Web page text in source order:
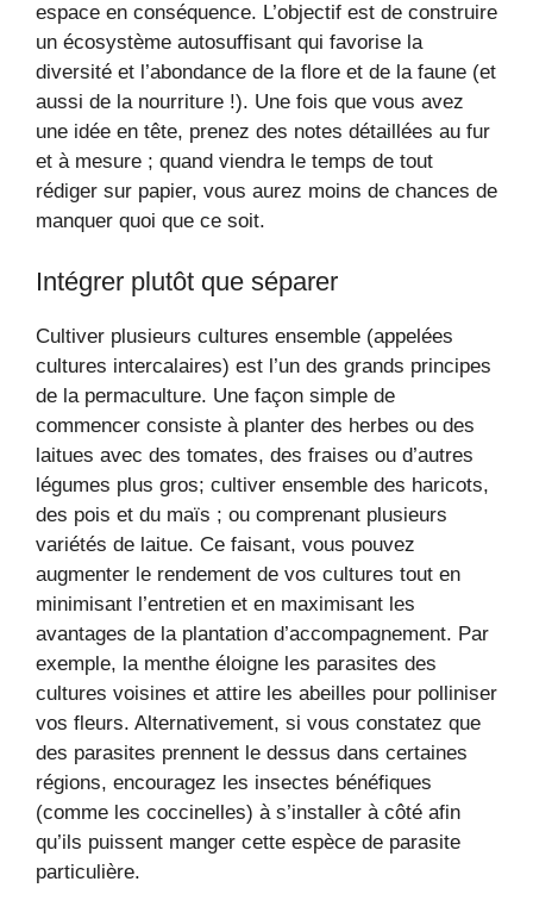
espace en conséquence. L’objectif est de construire
un écosystème autosuffisant qui favorise la
diversité et l’abondance de la flore et de la faune (et
aussi de la nourriture !). Une fois que vous avez
une idée en tête, prenez des notes détaillées au fur
et à mesure ; quand viendra le temps de tout
rédiger sur papier, vous aurez moins de chances de
manquer quoi que ce soit.
Intégrer plutôt que séparer
Cultiver plusieurs cultures ensemble (appelées
cultures intercalaires) est l’un des grands principes
de la permaculture. Une façon simple de
commencer consiste à planter des herbes ou des
laitues avec des tomates, des fraises ou d’autres
légumes plus gros; cultiver ensemble des haricots,
des pois et du maïs ; ou comprenant plusieurs
variétés de laitue. Ce faisant, vous pouvez
augmenter le rendement de vos cultures tout en
minimisant l’entretien et en maximisant les
avantages de la plantation d’accompagnement. Par
exemple, la menthe éloigne les parasites des
cultures voisines et attire les abeilles pour polliniser
vos fleurs. Alternativement, si vous constatez que
des parasites prennent le dessus dans certaines
régions, encouragez les insectes bénéfiques
(comme les coccinelles) à s’installer à côté afin
qu’ils puissent manger cette espèce de parasite
particulière.